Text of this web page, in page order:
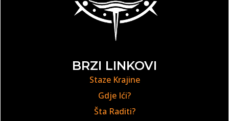
BRZI LINKOVI
Staze Krajine
Gdje Ići?
Šta Raditi?